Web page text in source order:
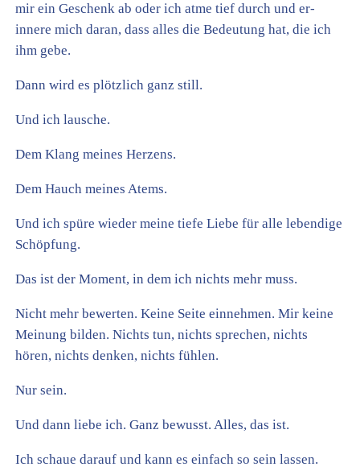
mir ein Geschenk ab oder ich atme tief durch und er-
innere mich daran, dass alles die Bedeutung hat, die ich
ihm gebe.
Dann wird es plötzlich ganz still.
Und ich lausche.
Dem Klang meines Herzens.
Dem Hauch meines Atems.
Und ich spüre wieder meine tiefe Liebe für alle lebendige
Schöpfung.
Das ist der Moment, in dem ich nichts mehr muss.
Nicht mehr bewerten. Keine Seite einnehmen. Mir keine
Meinung bilden. Nichts tun, nichts sprechen, nichts
hören, nichts denken, nichts fühlen.
Nur sein.
Und dann liebe ich. Ganz bewusst. Alles, das ist.
Ich schaue darauf und kann es einfach so sein lassen.